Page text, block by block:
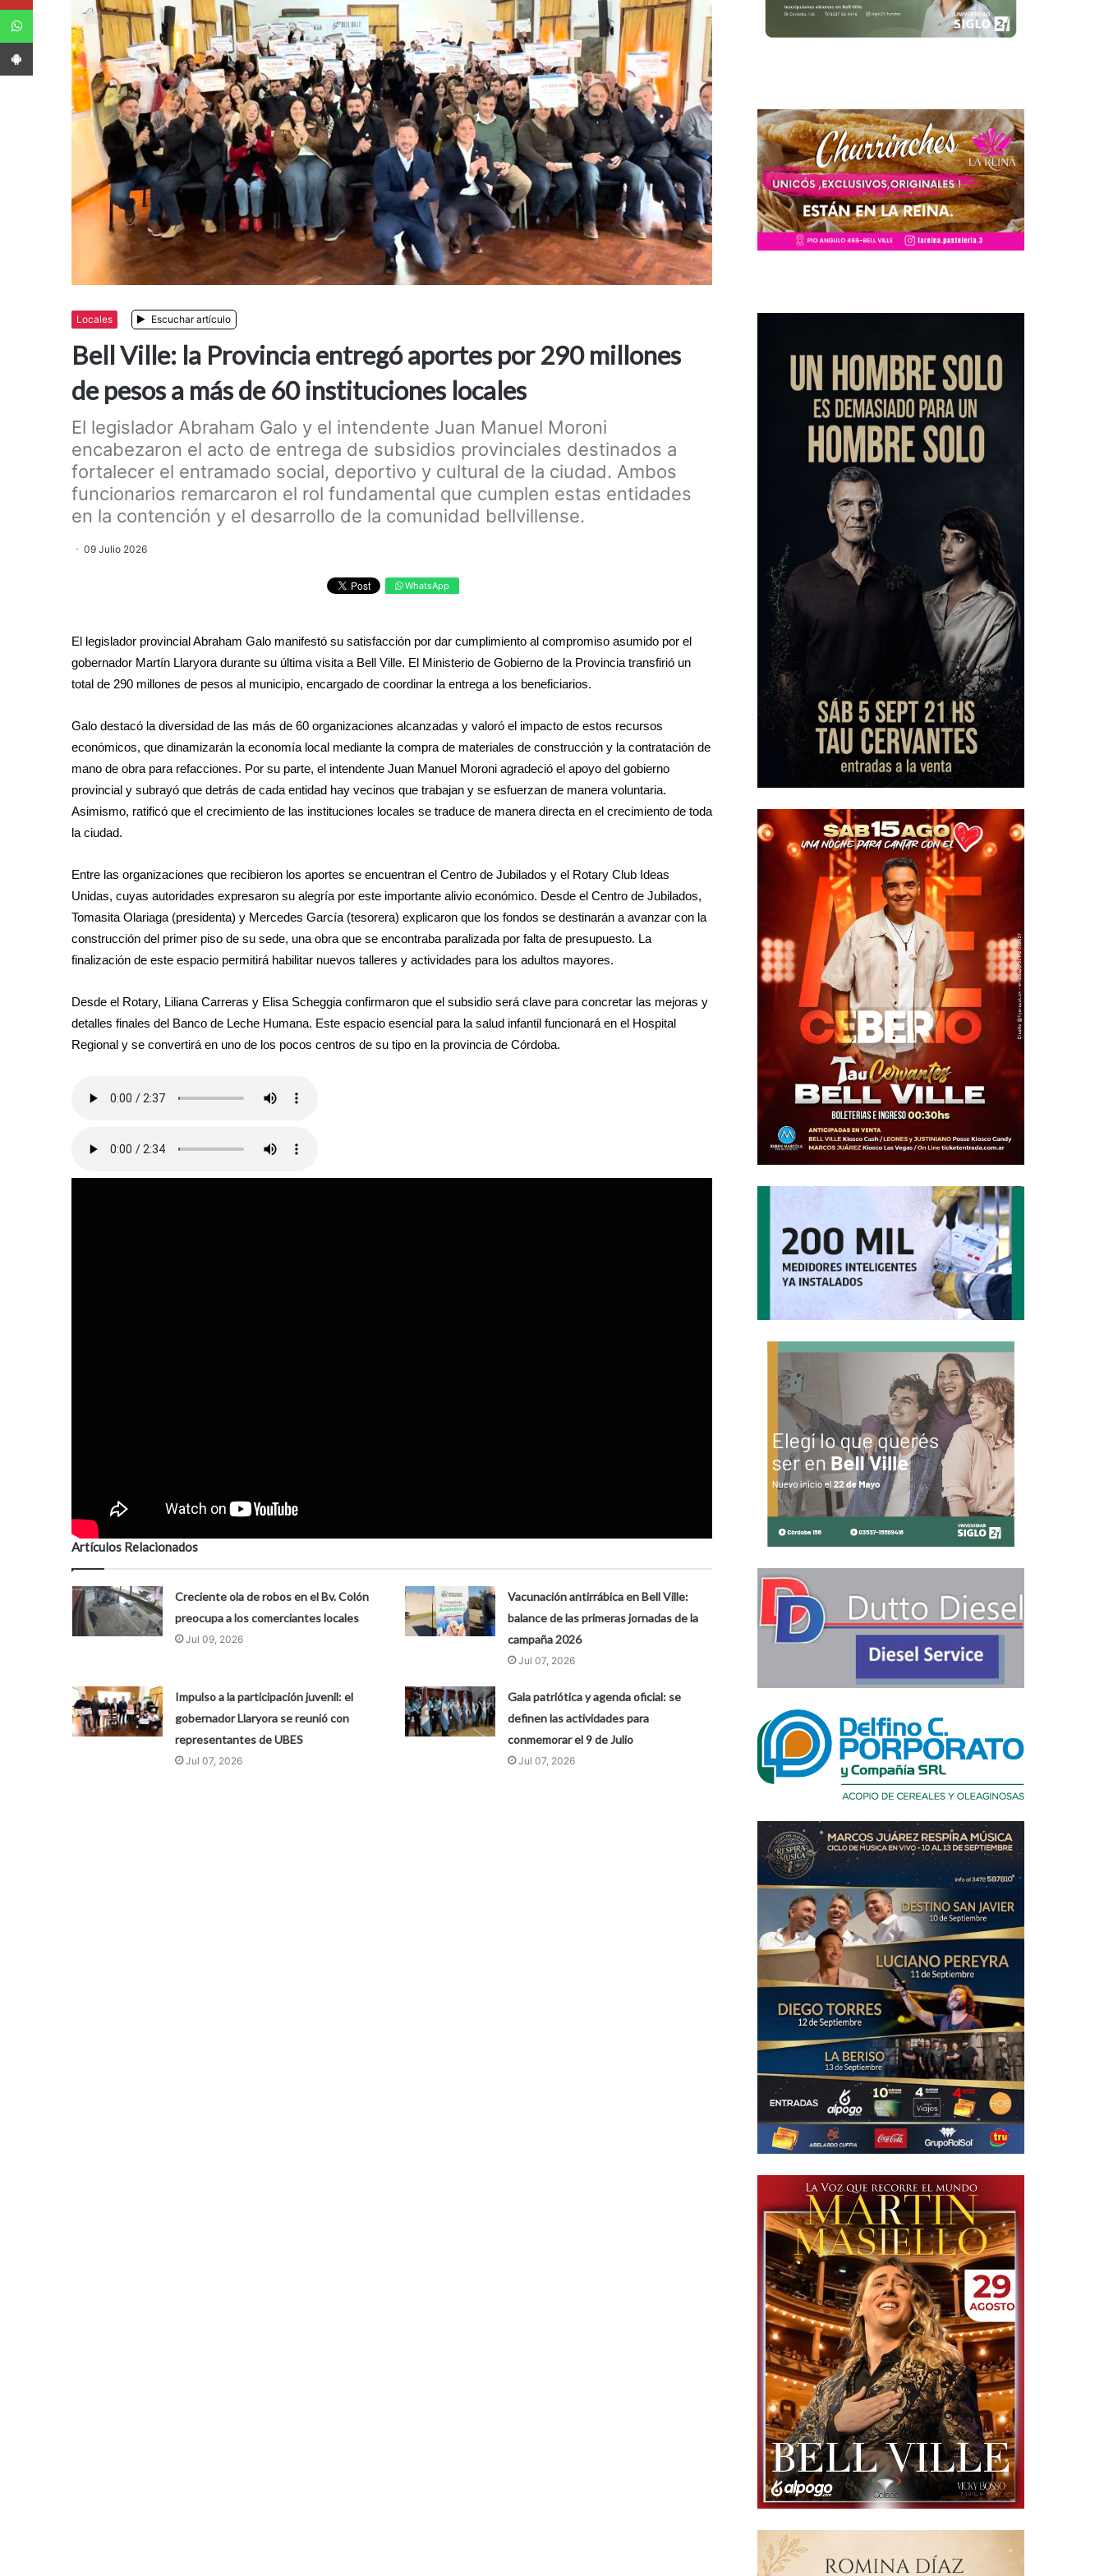
Locales Escuchar artículo
Bell Ville: la Provincia entregó aportes por 290 millones
de pesos a más de 60 instituciones locales
El legislador Abraham Galo y el intendente Juan Manuel Moroni
encabezaron el acto de entrega de subsidios provinciales destinados a
fortalecer el entramado social, deportivo y cultural de la ciudad. Ambos
funcionarios remarcaron el rol fundamental que cumplen estas entidades
en la contención y el desarrollo de la comunidad bellvillense.
09 Julio 2026
WhatsApp
El legislador provincial Abraham Galo manifestó su satisfacción por dar cumplimiento al compromiso asumido por el
gobernador Martín Llaryora durante su última visita a Bell Ville. El Ministerio de Gobierno de la Provincia transfirió un
total de 290 millones de pesos al municipio, encargado de coordinar la entrega a los beneficiarios.
Galo destacó la diversidad de las más de 60 organizaciones alcanzadas y valoró el impacto de estos recursos
económicos, que dinamizarán la economía local mediante la compra de materiales de construcción y la contratación de
mano de obra para refacciones. Por su parte, el intendente Juan Manuel Moroni agradeció el apoyo del gobierno
provincial y subrayó que detrás de cada entidad hay vecinos que trabajan y se esfuerzan de manera voluntaria.
Asimismo, ratificó que el crecimiento de las instituciones locales se traduce de manera directa en el crecimiento de toda
la ciudad.
Entre las organizaciones que recibieron los aportes se encuentran el Centro de Jubilados y el Rotary Club Ideas
Unidas, cuyas autoridades expresaron su alegría por este importante alivio económico. Desde el Centro de Jubilados,
Tomasita Olariaga (presidenta) y Mercedes García (tesorera) explicaron que los fondos se destinarán a avanzar con la
construcción del primer piso de su sede, una obra que se encontraba paralizada por falta de presupuesto. La
finalización de este espacio permitirá habilitar nuevos talleres y actividades para los adultos mayores.
Desde el Rotary, Liliana Carreras y Elisa Scheggia confirmaron que el subsidio será clave para concretar las mejoras y
detalles finales del Banco de Leche Humana. Este espacio esencial para la salud infantil funcionará en el Hospital
Regional y se convertirá en uno de los pocos centros de su tipo en la provincia de Córdoba.
Artículos Relacionados
Creciente ola de robos en el Bv. Colón
preocupa a los comerciantes locales
Jul 09, 2026
Vacunación antirrábica en Bell Ville:
balance de las primeras jornadas de la
campaña 2026
Jul 07, 2026
Impulso a la participación juvenil: el
gobernador Llaryora se reunió con
representantes de UBES
Jul 07, 2026
Gala patriótica y agenda oficial: se
definen las actividades para
conmemorar el 9 de Julio
Jul 07, 2026
WhatsApp
App Android